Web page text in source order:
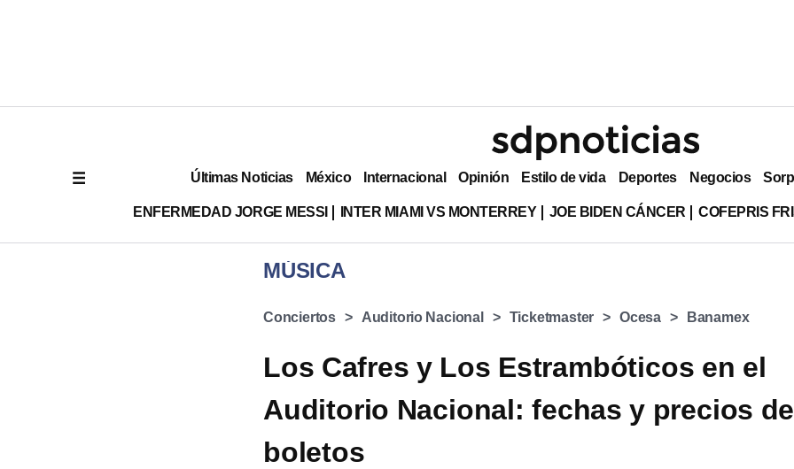
Últimas Noticias México Internacional Opinión Estilo de vida Deportes Negocios
ENFERMEDAD JORGE MESSI INTER MIAMI VS MONTERREY JOE BIDEN CÁNCER COFEPRIS
MÚSICA
Conciertos Auditorio Nacional Ticketmaster Ocesa Banamex
Los Cafres y Los Estrambóticos en el
Auditorio Nacional: fechas y precios de
boletos